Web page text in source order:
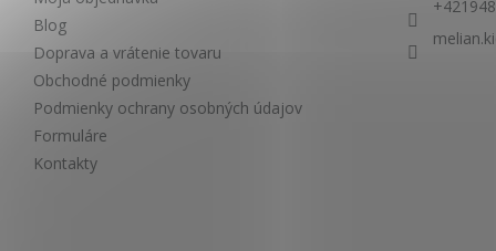
Blog
Doprava a vrátenie tovaru
Obchodné podmienky
Podmienky ochrany osobných údajov
Formuláre
Kontakty